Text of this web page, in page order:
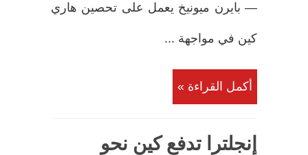
— بايرن ميونيخ يعمل على تحصين هاري
كين في مواجهة ...
أكمل القراءة »
إنجلترا تدفع كين نحو